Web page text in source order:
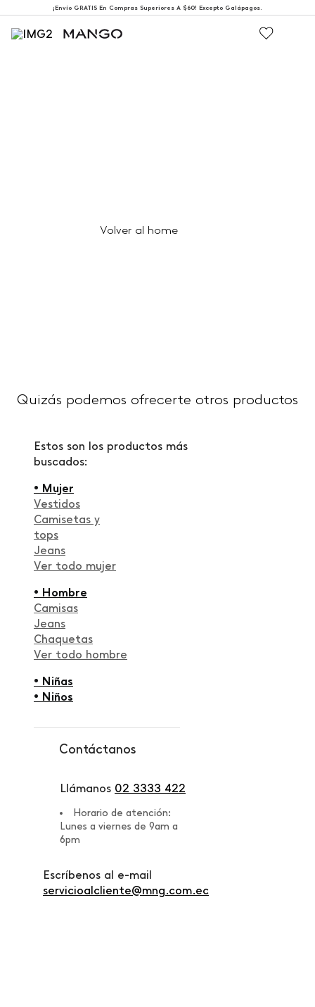
¡Envío GRATIS En Compras Superiores A $60! Excepto Galápagos.
Volver al home
Quizás podemos ofrecerte otros productos
Estos son los productos más
buscados:
• Mujer
Vestidos
Camisetas y
tops
Jeans
Ver todo mujer
• Hombre
Camisas
Jeans
Chaquetas
Ver todo hombre
• Niñas
• Niños
Contáctanos
Llámanos 02 3333 422
Horario de atención:
Lunes a viernes de 9am a
6pm
Escríbenos al e-mail
servicioalcliente@mng.com.ec